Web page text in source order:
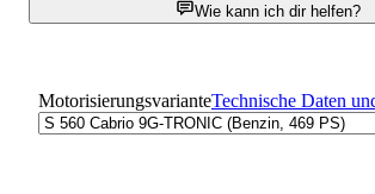
Wie kann ich dir helfen?
MotorisierungsvarianteTechnische Daten